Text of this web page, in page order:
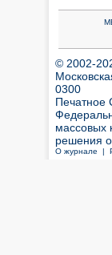
© 2002-
0300
Печатное
массовых
решения о
О журнале |